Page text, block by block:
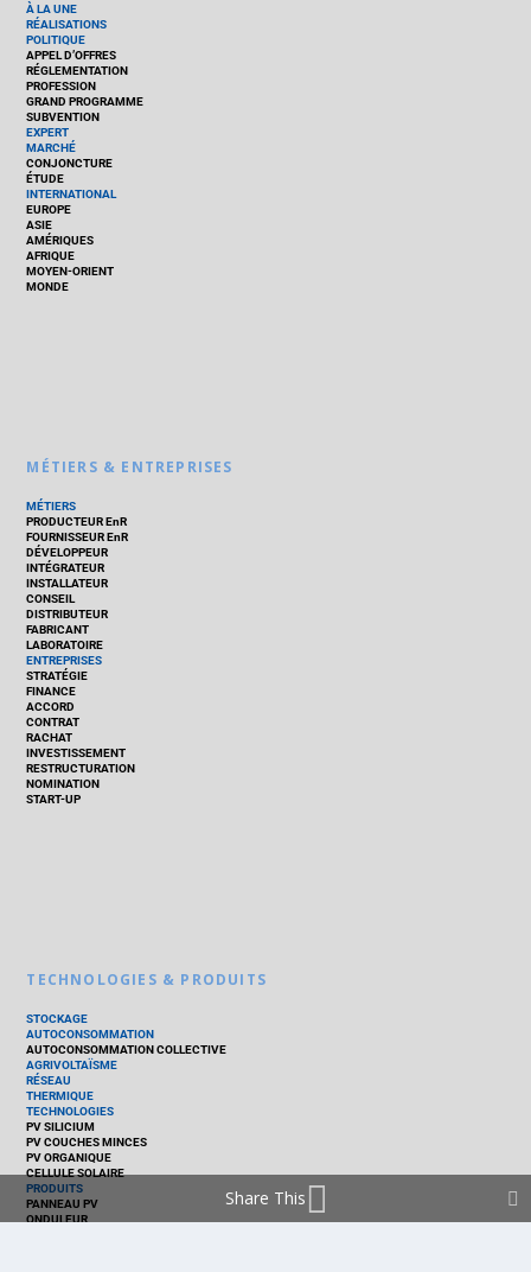
À LA UNE
RÉALISATIONS
POLITIQUE
APPEL D’OFFRES
RÉGLEMENTATION
PROFESSION
GRAND PROGRAMME
SUBVENTION
EXPERT
MARCHÉ
CONJONCTURE
ÉTUDE
INTERNATIONAL
EUROPE
ASIE
AMÉRIQUES
AFRIQUE
MOYEN-ORIENT
MONDE
MÉTIERS & ENTREPRISES
MÉTIERS
PRODUCTEUR EnR
FOURNISSEUR EnR
DÉVELOPPEUR
INTÉGRATEUR
INSTALLATEUR
CONSEIL
DISTRIBUTEUR
FABRICANT
LABORATOIRE
ENTREPRISES
STRATÉGIE
FINANCE
ACCORD
CONTRAT
RACHAT
INVESTISSEMENT
RESTRUCTURATION
NOMINATION
START-UP
TECHNOLOGIES & PRODUITS
STOCKAGE
AUTOCONSOMMATION
AUTOCONSOMMATION COLLECTIVE
AGRIVOLTAÏSME
RÉSEAU
THERMIQUE
TECHNOLOGIES
PV SILICIUM
PV COUCHES MINCES
PV ORGANIQUE
CELLULE SOLAIRE
PRODUITS
PANNEAU PV
ONDULEUR
Share This